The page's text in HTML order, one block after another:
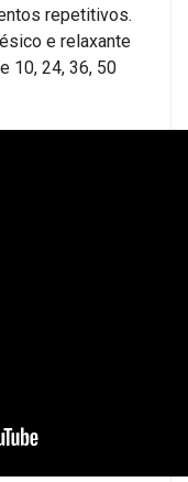
repetitivos.
e relaxante
10, 24, 36, 50